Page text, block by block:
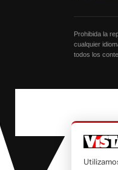
Prohibida la
cualquier
todos los